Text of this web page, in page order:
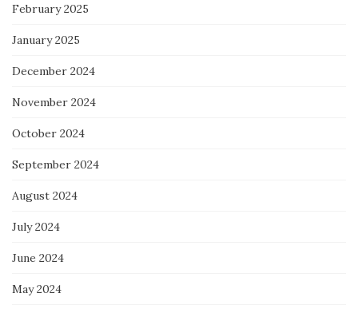
February 2025
January 2025
December 2024
November 2024
October 2024
September 2024
August 2024
July 2024
June 2024
May 2024